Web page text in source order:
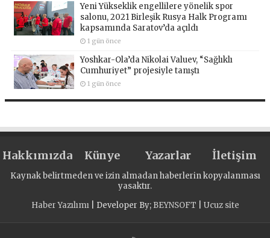
Yeni Yükseklik engellilere yönelik spor
salonu, 2021 Birleşik Rusya Halk Programı
kapsamında Saratov’da açıldı
1 gün önce
Yoshkar-Ola’da Nikolai Valuev, “Sağlıklı
Cumhuriyet” projesiyle tanıştı
1 gün önce
Hakkımızda Künye Yazarlar İletişim
Kaynak belirtmeden ve izin almadan haberlerin kopyalanması
yasaktır.
Haber Yazılımı| Developer By; BEYNSOFT Ucuz site